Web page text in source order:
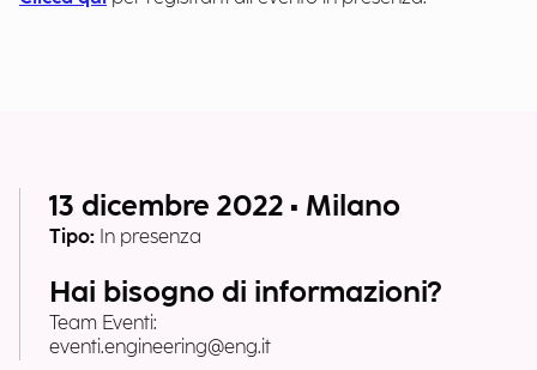
13 dicembre 2022 • Milano
Tipo: In presenza
Hai bisogno di informazioni?
Team Eventi:
eventi.engineering@eng.it